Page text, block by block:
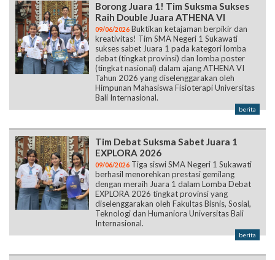
Borong Juara 1! Tim Suksma Sukses
Raih Double Juara ATHENA VI
09/06/2026 Buktikan ketajaman berpikir dan
kreativitas! Tim SMA Negeri 1 Sukawati
sukses sabet Juara 1 pada kategori lomba
debat (tingkat provinsi) dan lomba poster
(tingkat nasional) dalam ajang ATHENA VI
Tahun 2026 yang diselenggarakan oleh
Himpunan Mahasiswa Fisioterapi Universitas
Bali Internasional.
berita
Tim Debat Suksma Sabet Juara 1
EXPLORA 2026
09/06/2026 Tiga siswi SMA Negeri 1 Sukawati
berhasil menorehkan prestasi gemilang
dengan meraih Juara 1 dalam Lomba Debat
EXPLORA 2026 tingkat provinsi yang
diselenggarakan oleh Fakultas Bisnis, Sosial,
Teknologi dan Humaniora Universitas Bali
Internasional.
berita